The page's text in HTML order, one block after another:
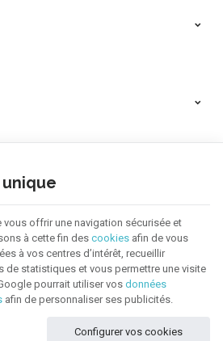
offrir une navigation sécurisée et
à cette fin des cookies afin de vous
à vos centres d’intérêt, recueillir
de statistiques et vous permettre une visite
pourrait utiliser vos données
afin de personnaliser ses publicités.
Configurer vos cookies